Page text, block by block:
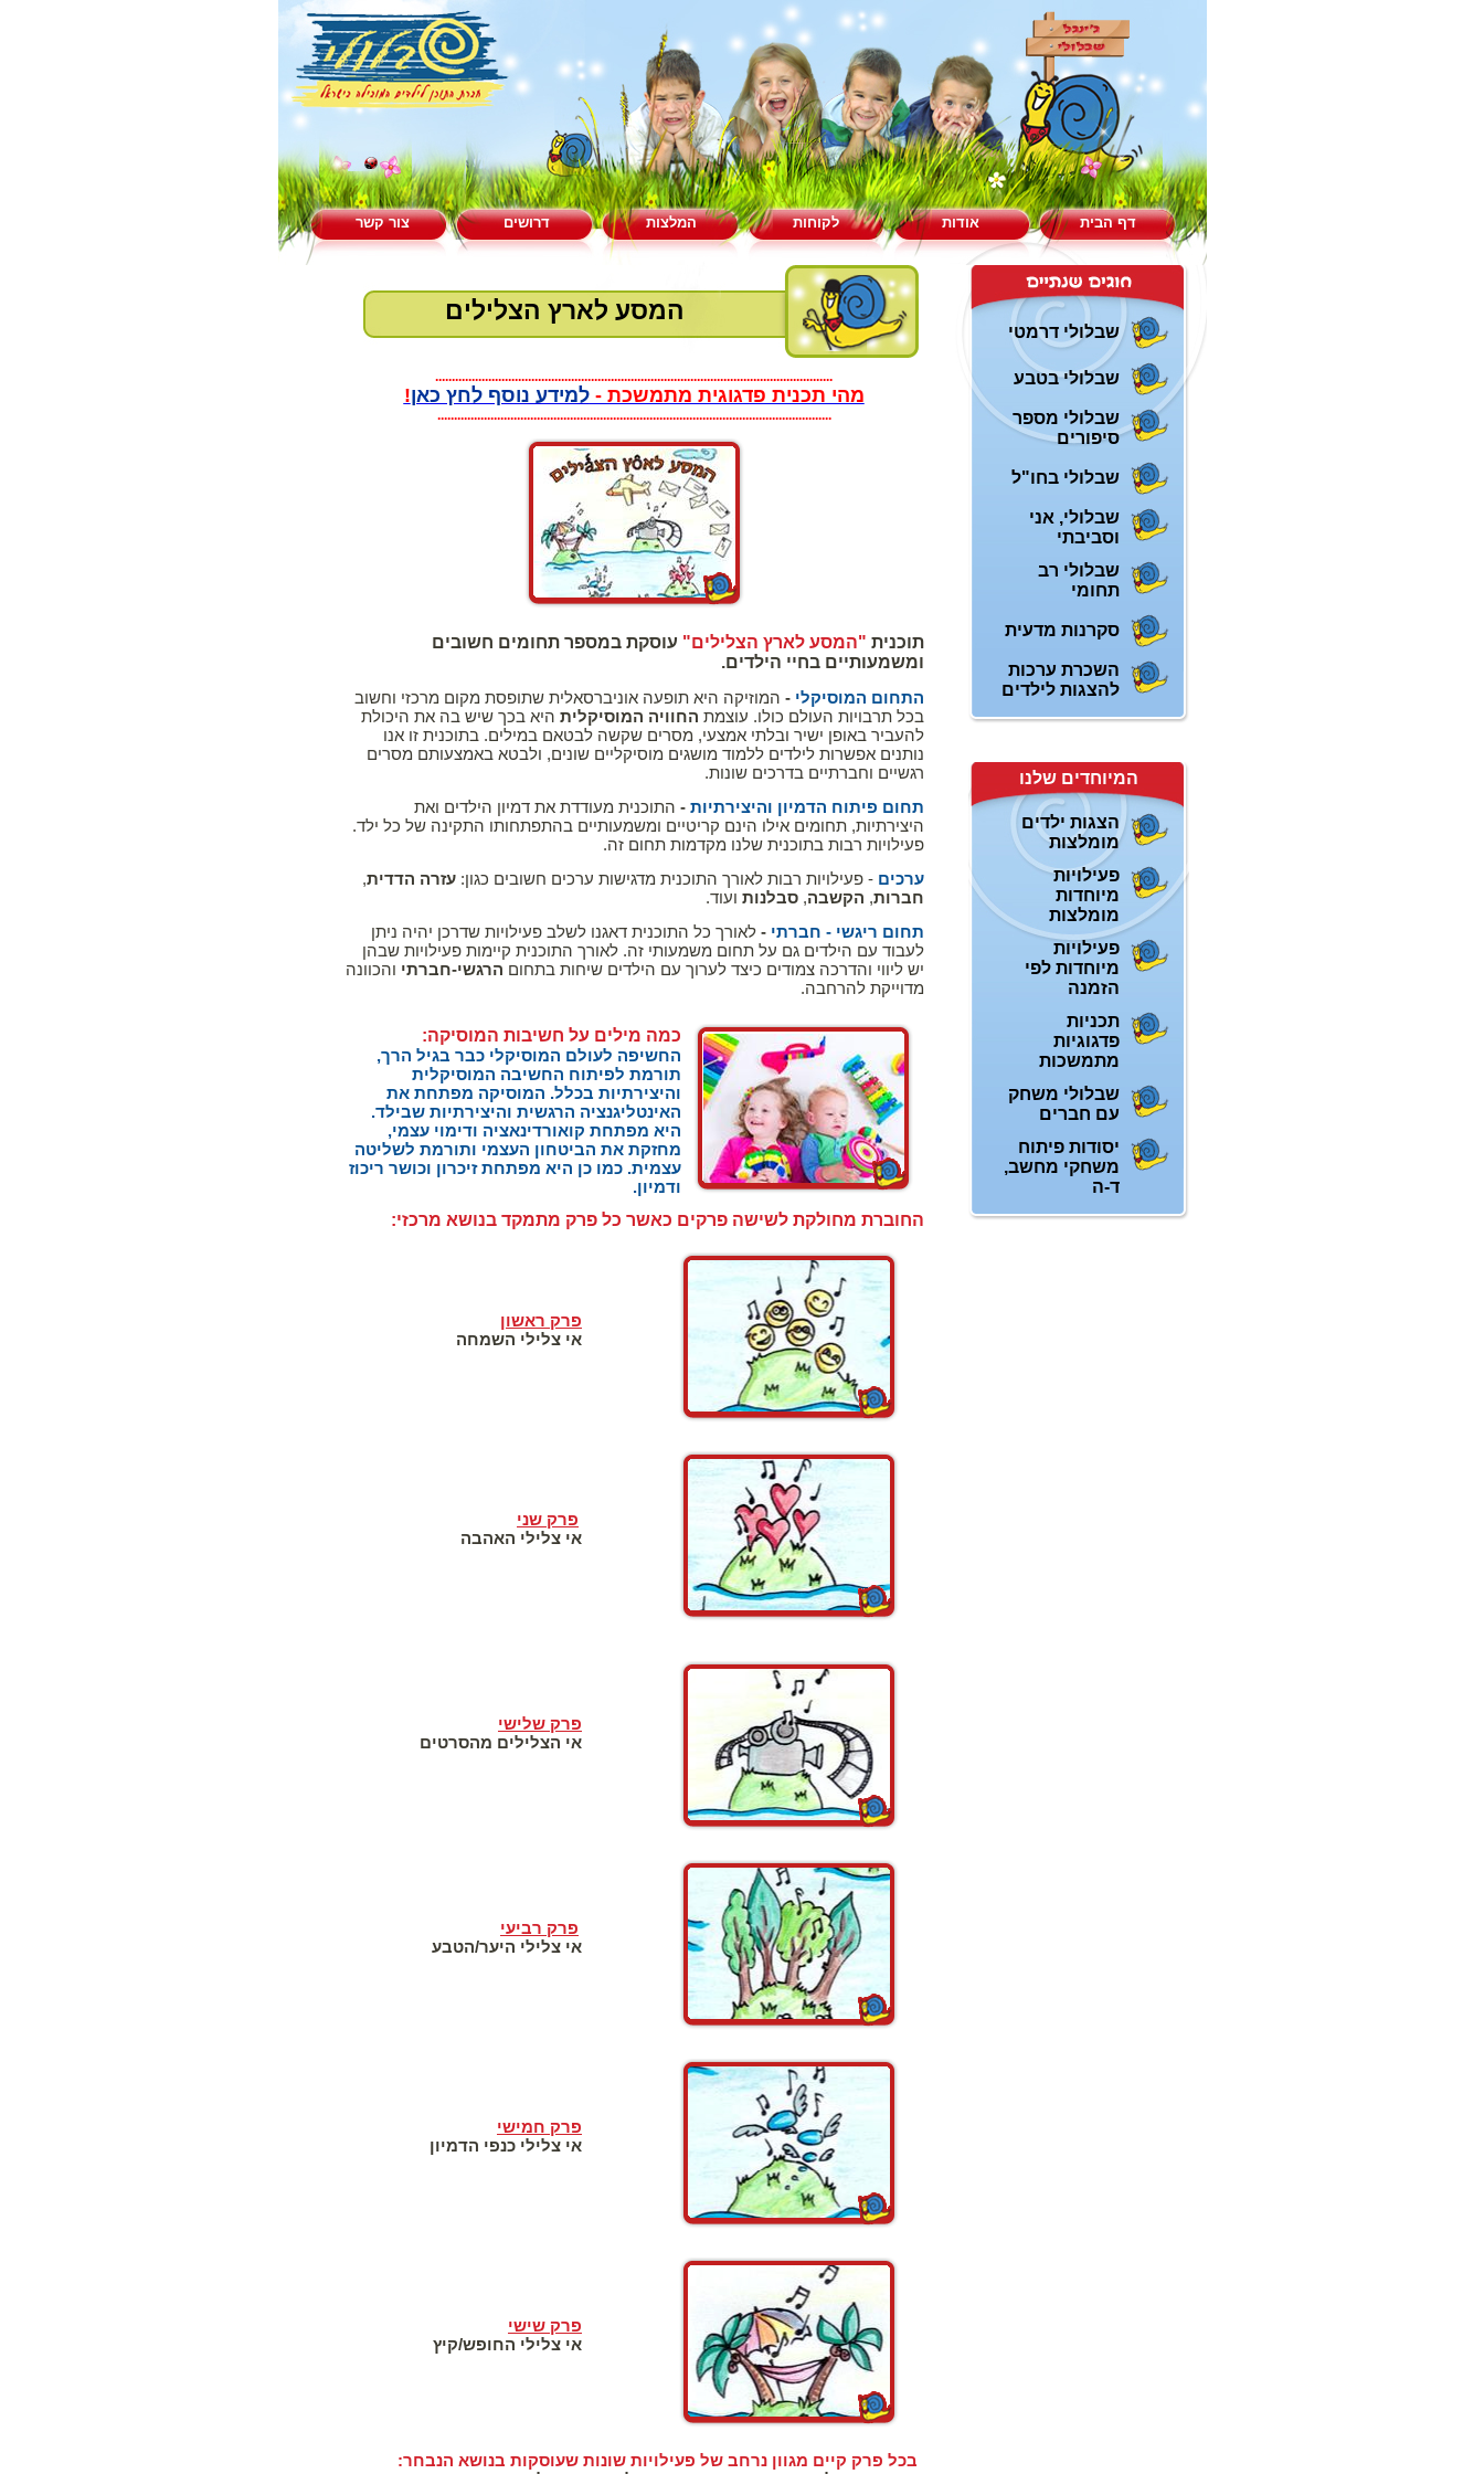
דף הבית אודות לקוחות המלצות דרושים צור קשר
שבלולי דרמטי
שבלולי בטבע
שבלולי מספר
סיפורים
שבלולי בחו"ל
שבלולי, אני
וסביבתי
שבלולי רב
תחומי
סקרנות מדעית
השכרת ערכות
להצגות לילדים
המיוחדים שלנו
הצגות ילדים
מומלצות
פעילויות
מיוחדות
מומלצות
פעילויות
מיוחדות לפי
הזמנה
תכניות
פדגוגיות
מתמשכות
שבלולי משחק
עם חברים
יסודות פיתוח
משחקי מחשב,
ד-ה
המסע לארץ הצלילים
........................................................................................................................
מהי תכנית פדגוגית מתמשכת -למידע נוסף לחץ כאן!
.......................................................................................................................
תוכנית "המסע לארץ הצלילים" עוסקת במספר תחומים חשובים
ומשמעותיים בחיי הילדים.
התחום המוסיקלי - המוזיקה היא תופעה אוניברסאלית שתופסת מקום מרכזי וחשוב
בכל תרבויות העולם כולו. עוצמת החוויה המוסיקלית היא בכך שיש בה את היכולת
להעביר באופן ישיר ובלתי אמצעי, מסרים שקשה לבטאם במילים. בתוכנית זו אנו
נותנים אפשרות לילדים ללמוד מושגים מוסיקליים שונים, ולבטא באמצעותם מסרים
רגשיים וחברתיים בדרכים שונות.
תחום פיתוח הדמיון והיצירתיות - התוכנית מעודדת את דמיון הילדים ואת
היצירתיות, תחומים אילו הינם קריטיים ומשמעותיים בהתפתחותו התקינה של כל ילד.
פעילויות רבות בתוכנית שלנו מקדמות תחום זה.
ערכים- פעילויות רבות לאורך התוכנית מדגישות ערכים חשובים כגון:עזרה הדדית,
חברות, הקשבה,סבלנות ועוד.
תחום ריגשי - חברתי - לאורך כל התוכנית דאגנו לשלב פעילויות שדרכן יהיה ניתן
לעבוד עם הילדים גם על תחום משמעותי זה. לאורך התוכנית קיימות פעילויות שבהן
יש ליווי והדרכה צמודים כיצד לערוך עם הילדים שיחות בתחום הרגשי-חברתי והכוונה
מדוייקת להרחבה.
כמה מילים על חשיבות המוסיקה:
החשיפה לעולם המוסיקלי כבר בגיל הרך,
תורמת לפיתוח החשיבה המוסיקלית
והיצירתיות בכלל. המוסיקה מפתחת את
האינטליגנציה הרגשית והיצירתיות שבילד.
היא מפתחת קואורדינאציה ודימוי עצמי,
מחזקת את הביטחון העצמי ותורמת לשליטה
עצמית. כמו כן היא מפתחת זיכרון וכושר ריכוז
ודמיון.
החוברת מחולקת לשישה פרקים כאשר כל פרק מתמקד בנושא מרכזי:
פרק ראשון
אי צלילי השמחה
פרק שני
אי צלילי האהבה
פרק שלישי
אי הצלילים מהסרטים
פרק רביעי
אי צלילי היער/הטבע
פרק חמישי
אי צלילי כנפי הדמיון
פרק שישי
אי צלילי החופש/קיץ
בכל פרק קיים מגוון נרחב של פעילויות שונות שעוסקות בנושא הנבחר: